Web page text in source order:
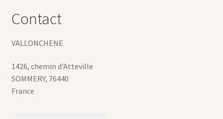
Contact
VALLONCHENE
1426, chemin d'Atteville
SOMMERY, 76440
France